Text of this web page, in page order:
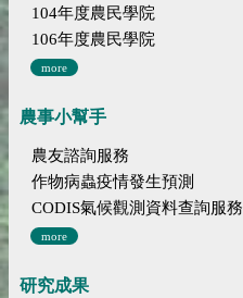
104年度農民學院
106年度農民學院
more
農事小幫手
農友諮詢服務
作物病蟲疫情發生預測
CODIS氣候觀測資料查詢服務
more
研究成果